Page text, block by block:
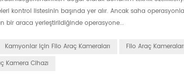
kontrol listesinin başında yer alır. Ancak saha
bir araca yerleştirildiğinde operasyone...
Kamyonlar Için Filo Araç Kameraları Filo Araç Kameraları
Kamera Cihazı